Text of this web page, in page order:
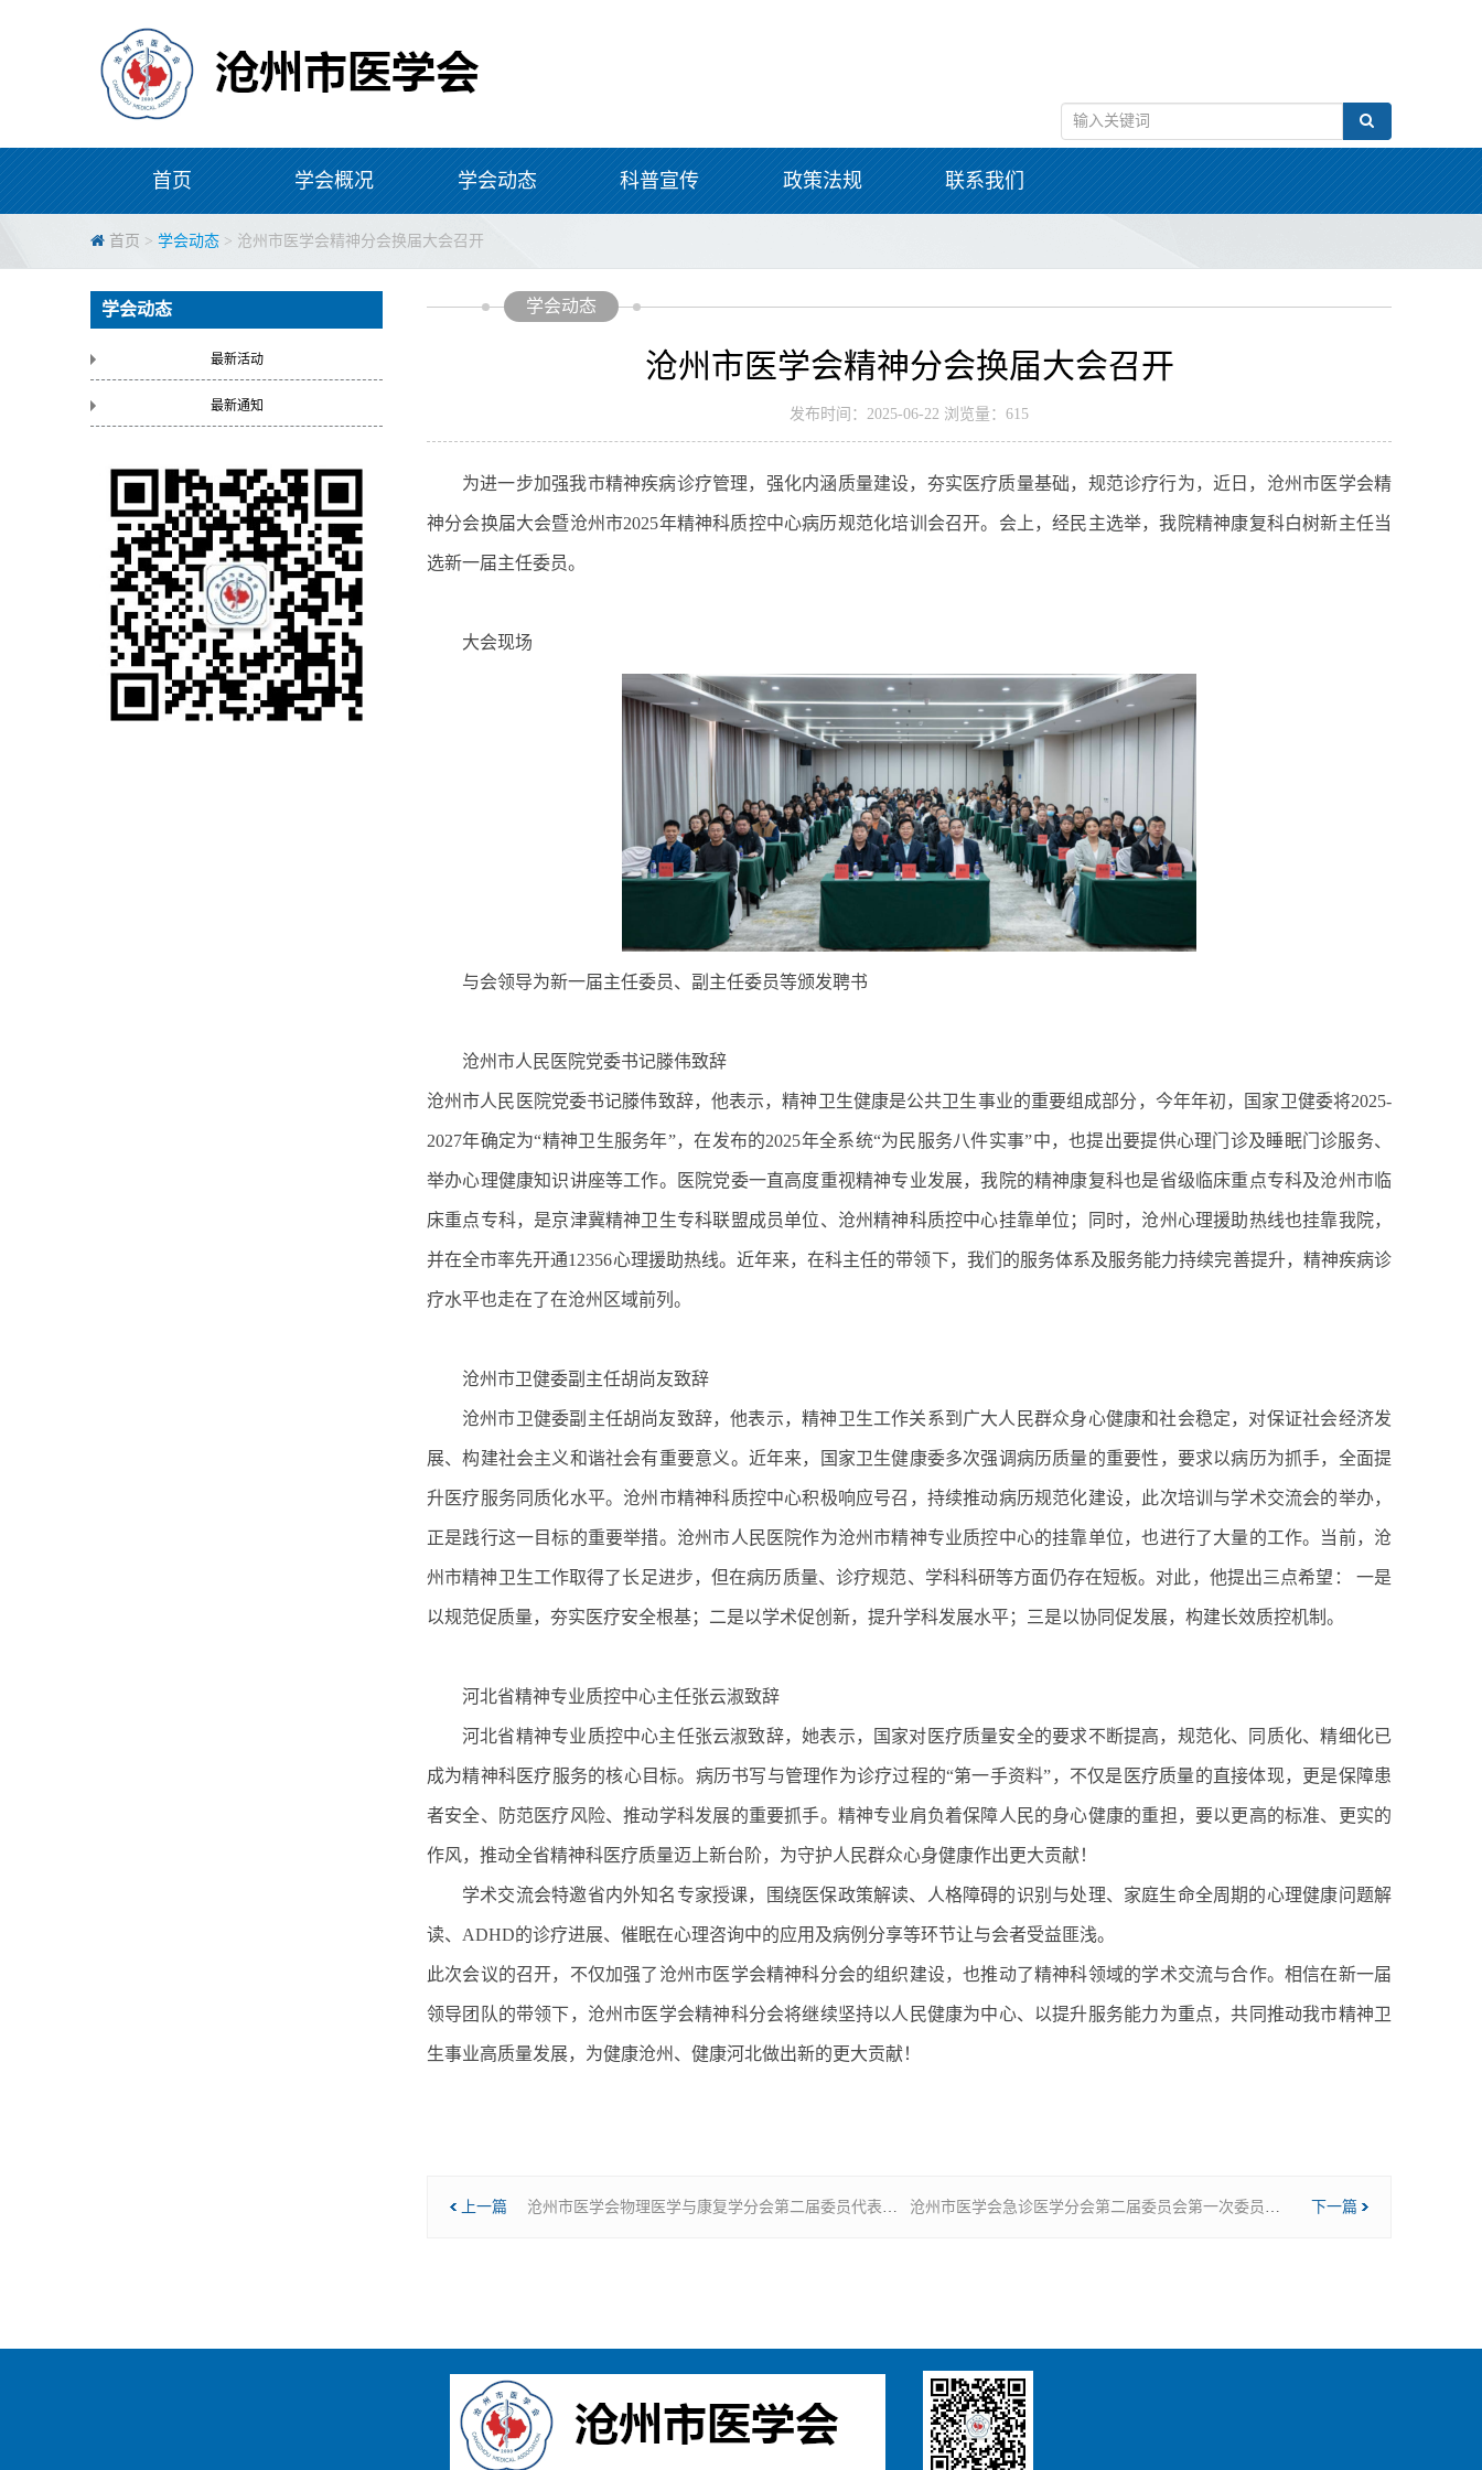
首页 学会概况 学会动态 科普宣传 政策法规 联系我们
首页 > 学会动态 > 沧州市医学会精神分会换届大会召开
学会动态
最新活动
最新通知
学会动态
沧州市医学会精神分会换届大会召开
发布时间：2025-06-22 浏览量：615
为进一步加强我市精神疾病诊疗管理，强化内涵质量建设，夯实医疗质量基础，规范诊疗行为，近日，沧州市医学会精
神分会换届大会暨沧州市2025年精神科质控中心病历规范化培训会召开。会上，经民主选举，我院精神康复科白树新主任当
选新一届主任委员。
大会现场
与会领导为新一届主任委员、副主任委员等颁发聘书
沧州市人民医院党委书记滕伟致辞
沧州市人民医院党委书记滕伟致辞，他表示，精神卫生健康是公共卫生事业的重要组成部分，今年年初，国家卫健委将2025-
2027年确定为“精神卫生服务年”，在发布的2025年全系统“为民服务八件实事”中，也提出要提供心理门诊及睡眠门诊服务、
举办心理健康知识讲座等工作。医院党委一直高度重视精神专业发展，我院的精神康复科也是省级临床重点专科及沧州市临
床重点专科，是京津冀精神卫生专科联盟成员单位、沧州精神科质控中心挂靠单位；同时，沧州心理援助热线也挂靠我院，
并在全市率先开通12356心理援助热线。近年来，在科主任的带领下，我们的服务体系及服务能力持续完善提升，精神疾病诊
疗水平也走在了在沧州区域前列。
沧州市卫健委副主任胡尚友致辞
沧州市卫健委副主任胡尚友致辞，他表示，精神卫生工作关系到广大人民群众身心健康和社会稳定，对保证社会经济发
展、构建社会主义和谐社会有重要意义。近年来，国家卫生健康委多次强调病历质量的重要性，要求以病历为抓手，全面提
升医疗服务同质化水平。沧州市精神科质控中心积极响应号召，持续推动病历规范化建设，此次培训与学术交流会的举办，
正是践行这一目标的重要举措。沧州市人民医院作为沧州市精神专业质控中心的挂靠单位，也进行了大量的工作。当前，沧
州市精神卫生工作取得了长足进步，但在病历质量、诊疗规范、学科科研等方面仍存在短板。对此，他提出三点希望： 一是
以规范促质量，夯实医疗安全根基；二是以学术促创新，提升学科发展水平；三是以协同促发展，构建长效质控机制。
河北省精神专业质控中心主任张云淑致辞
河北省精神专业质控中心主任张云淑致辞，她表示，国家对医疗质量安全的要求不断提高，规范化、同质化、精细化已
成为精神科医疗服务的核心目标。病历书写与管理作为诊疗过程的“第一手资料”，不仅是医疗质量的直接体现，更是保障患
者安全、防范医疗风险、推动学科发展的重要抓手。精神专业肩负着保障人民的身心健康的重担，要以更高的标准、更实的
作风，推动全省精神科医疗质量迈上新台阶，为守护人民群众心身健康作出更大贡献！
学术交流会特邀省内外知名专家授课，围绕医保政策解读、人格障碍的识别与处理、家庭生命全周期的心理健康问题解
读、ADHD的诊疗进展、催眠在心理咨询中的应用及病例分享等环节让与会者受益匪浅。
此次会议的召开，不仅加强了沧州市医学会精神科分会的组织建设，也推动了精神科领域的学术交流与合作。相信在新一届
领导团队的带领下，沧州市医学会精神科分会将继续坚持以人民健康为中心、以提升服务能力为重点，共同推动我市精神卫
生事业高质量发展，为健康沧州、健康河北做出新的更大贡献！
上一篇 沧州市医学会物理医学与康复学分会第二届委员代表大会暨换届选举大会召开 下一篇
沧州市医学会急诊医学分会第二届委员会第一次委员代表大会暨换届选举大会在沧州市中心医院召开